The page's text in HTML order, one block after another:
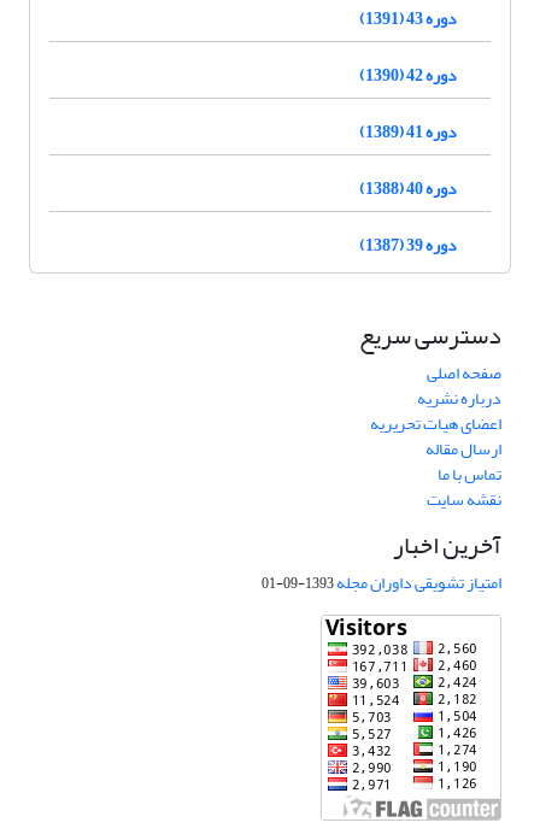
دوره 43 (1391)
دوره 42 (1390)
دوره 41 (1389)
دوره 40 (1388)
دوره 39 (1387)
دسترسی سریع
صفحه اصلی
درباره نشریه
اعضای هیات تحریریه
ارسال مقاله
تماس با ما
نقشه سایت
آخرین اخبار
امتیاز تشویقی داوران مجله1393-09-01